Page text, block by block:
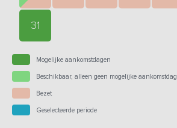
31
Mogelijke aankomstdagen
Beschikbaar, alleen geen mogelijke aankomstdag
Bezet
Geselecteerde periode